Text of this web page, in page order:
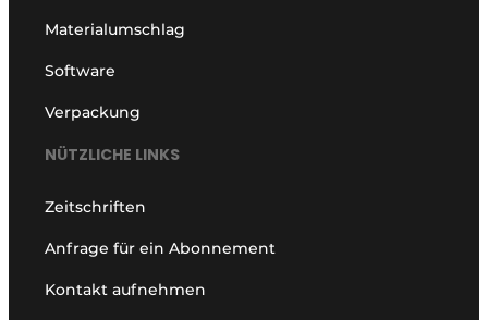
Materialumschlag
Software
Verpackung
NÜTZLICHE LINKS
Zeitschriften
Anfrage für ein Abonnement
Kontakt aufnehmen